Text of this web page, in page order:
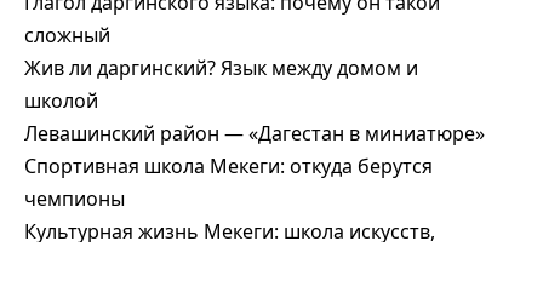
сложный
Жив ли даргинский? Язык между домом и
школой
Левашинский район — «Дагестан в миниатюре»
Спортивная школа Мекеги: откуда берутся
чемпионы
Культурная жизнь Мекеги: школа искусств,